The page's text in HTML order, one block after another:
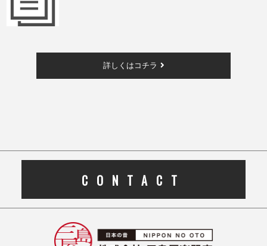
詳しくはコチラ
CONTACT